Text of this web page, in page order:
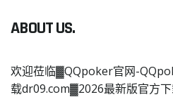
ABOUT US.
欢迎莅临▓QQpoker官网-
载dr09.com▓2026最新版官方下